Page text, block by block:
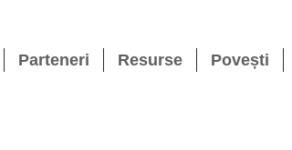
Parteneri Resurse Povești